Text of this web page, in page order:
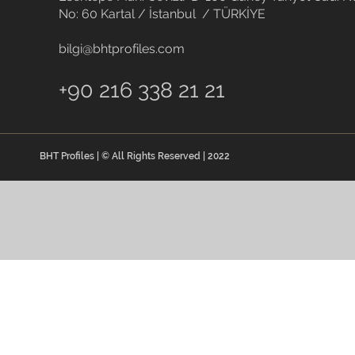
No: 60 Kartal / İstanbul / TÜRKİYE
bilgi@bhtprofiles.com
+90 216 338 21 21
BHT Profiles | © All Rights Reserved | 2022